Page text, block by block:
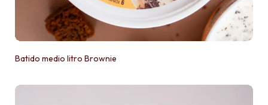
Batido medio litro Brownie